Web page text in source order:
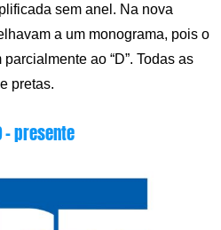
sem anel. Na nova
a um monograma, pois o
parcialmente ao “D”. Todas as
pretas.
– presente